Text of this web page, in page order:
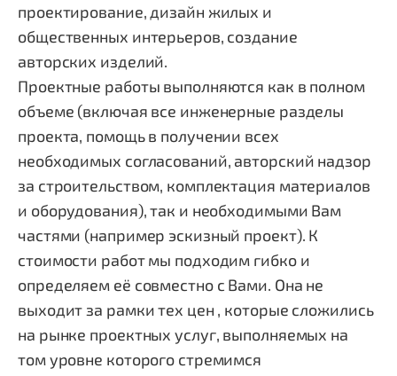
проектирование, дизайн жилых и
общественных интерьеров, создание
авторских изделий.
Проектные работы выполняются как в полном
объеме (включая все инженерные разделы
проекта, помощь в получении всех
необходимых согласований, авторский надзор
за строительством, комплектация материалов
и оборудования), так и необходимыми Вам
частями (например эскизный проект). К
стоимости работ мы подходим гибко и
определяем её совместно с Вами. Она не
выходит за рамки тех цен , которые сложились
на рынке проектных услуг, выполняемых на
том уровне которого стремимся